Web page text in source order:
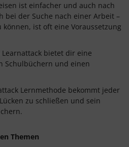
ist einfacher und auch nach
bei der Suche nach einer Arbeit –
ist oft eine Voraussetzung
bietet dir eine
Schulbüchern und einen
Lernmethode bekommt jeder
zu schließen und sein
Themen